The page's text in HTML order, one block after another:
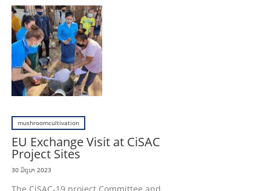
mushroomcultivation
EU Exchange Visit at CiSAC
Project Sites
30 ມິຖຸນາ 2023